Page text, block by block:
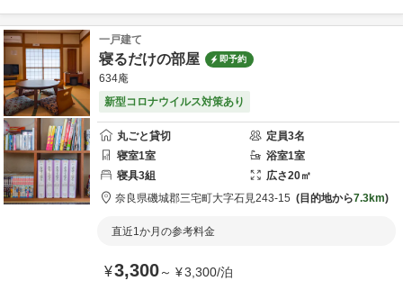
一戸建て
寝るだけの部屋 即予約
634庵
新型コロナウイルス対策あり
丸ごと貸切 定員3名
寝室1室 浴室1室
寝具3組 広さ20㎡
奈良県磯城郡三宅町大字石見243-15 目的地から7.3km
直近1か月の参考料金
¥3,300～ ¥3,300/泊